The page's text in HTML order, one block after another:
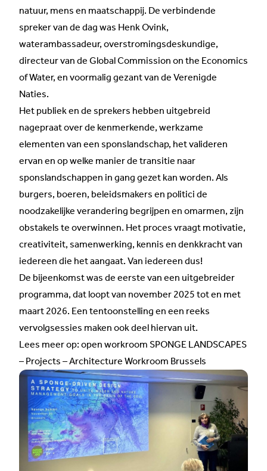
natuur, mens en maatschappij. De verbindende
spreker van de dag was Henk Ovink,
waterambassadeur, overstromingsdeskundige,
directeur van de Global Commission on the Economics
of Water, en voormalig gezant van de Verenigde
Naties.
Het publiek en de sprekers hebben uitgebreid
nagepraat over de kenmerkende, werkzame
elementen van een sponslandschap, het valideren
ervan en op welke manier de transitie naar
sponslandschappen in gang gezet kan worden. Als
burgers, boeren, beleidsmakers en politici de
noodzakelijke verandering begrijpen en omarmen, zijn
obstakels te overwinnen. Het proces vraagt motivatie,
creativiteit, samenwerking, kennis en denkkracht van
iedereen die het aangaat. Van iedereen dus!
De bijeenkomst was de eerste van een uitgebreider
programma, dat loopt van november 2025 tot en met
maart 2026. Een tentoonstelling en een reeks
vervolgsessies maken ook deel hiervan uit.
Lees meer op: open workroom SPONGE LANDSCAPES
– Projects – Architecture Workroom Brussels